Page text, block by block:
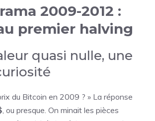
2009-2012 :
premier halving
quasi nulle, une
du Bitcoin en 2009 ? » La réponse
, ou presque. On minait les pièces